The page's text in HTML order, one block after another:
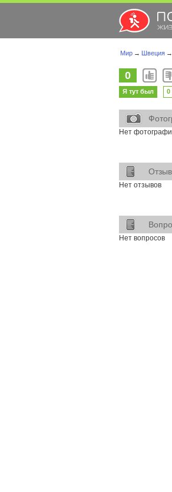
Мир → Швеция →
0
Я тут был 0
Нет
Нет отзывов
Нет вопросов